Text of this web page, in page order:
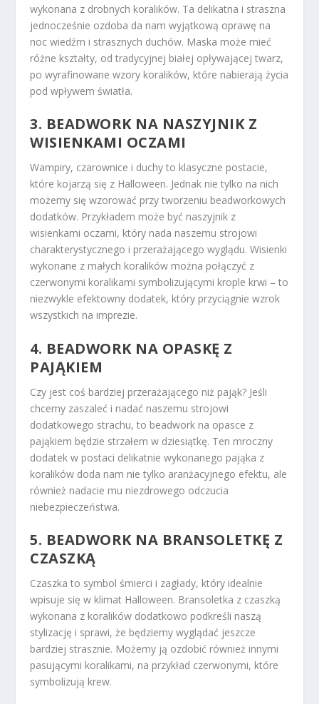
wykonana z drobnych koralików. Ta delikatna i straszna
jednocześnie ozdoba da nam wyjątkową oprawę na
noc wiedźm i strasznych duchów. Maska może mieć
różne kształty, od tradycyjnej białej opływającej twarz,
po wyrafinowane wzory koralików, które nabierają życia
pod wpływem światła.
3. BEADWORK NA NASZYJNIK Z
WISIENKAMI OCZAMI
Wampiry, czarownice i duchy to klasyczne postacie,
które kojarzą się z Halloween. Jednak nie tylko na nich
możemy się wzorować przy tworzeniu beadworkowych
dodatków. Przykładem może być naszyjnik z
wisienkami oczami, który nada naszemu strojowi
charakterystycznego i przerażającego wyglądu. Wisienki
wykonane z małych koralików można połączyć z
czerwonymi koralikami symbolizującymi krople krwi – to
niezwykle efektowny dodatek, który przyciągnie wzrok
wszystkich na imprezie.
4. BEADWORK NA OPASKĘ Z
PAJĄKIEM
Czy jest coś bardziej przerażającego niż pająk? Jeśli
chcemy zaszaleć i nadać naszemu strojowi
dodatkowego strachu, to beadwork na opasce z
pająkiem będzie strzałem w dziesiątkę. Ten mroczny
dodatek w postaci delikatnie wykonanego pająka z
koralików doda nam nie tylko aranżacyjnego efektu, ale
również nadacie mu niezdrowego odczucia
niebezpieczeństwa.
5. BEADWORK NA BRANSOLETKĘ Z
CZASZKĄ
Czaszka to symbol śmierci i zagłady, który idealnie
wpisuje się w klimat Halloween. Bransoletka z czaszką
wykonana z koralików dodatkowo podkreśli naszą
stylizację i sprawi, że będziemy wyglądać jeszcze
bardziej strasznie. Możemy ją ozdobić również innymi
pasującymi koralikami, na przykład czerwonymi, które
symbolizują krew.